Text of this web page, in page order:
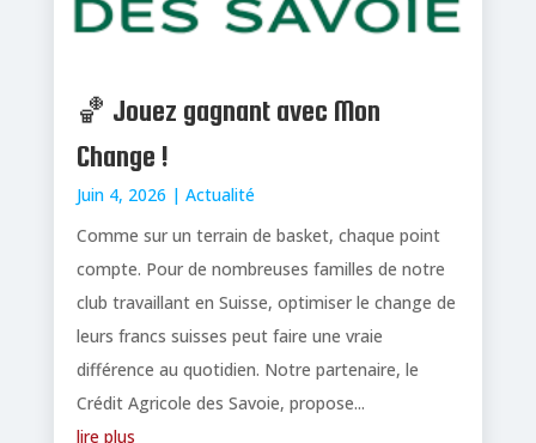
🏀 Jouez gagnant avec Mon
Change !
Juin 4, 2026 | Actualité
Comme sur un terrain de basket, chaque point
compte. Pour de nombreuses familles de notre
club travaillant en Suisse, optimiser le change de
leurs francs suisses peut faire une vraie
différence au quotidien. Notre partenaire, le
Crédit Agricole des Savoie, propose...
lire plus